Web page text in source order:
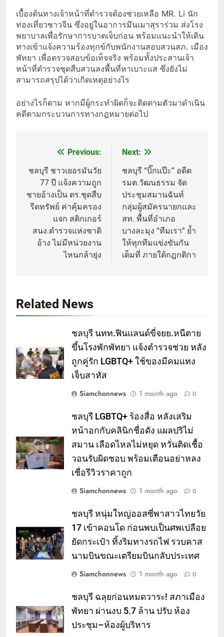
เบื้องต้นทางเจ้าหน้าที่ตำรวจต้องช่วยเหลือ MR. Li นัก
ท่องเที่ยวชาวจีน ซึ่งอยู่ในอาการมึนเมาสุราร่วม ส่งโรง
พยาบาลเพื่อรักษาการบาดเจ็บก่อน พร้อมแนะนำให้เดิน
ทางเข้าแจ้งความร้องทุกข์กับพนักงานสอบสวนสภ. เมือง
พัทยา เพื่อตรวจสอบข้อเท็จจริง พร้อมทั้งประสานเจ้า
หน้าที่ตำรวจชุดสืบสวนลงพื้นที่หาเบาะแส ซึ่งยังไม่
สามารถสรุปได้ว่าเกิดเหตุอย่างไร
อย่างไรก็ตาม หากมีผู้กระทำผิดก็จะติดตามตัวมาดำเนิน
คดีตามกระบวนการทางกฎหมายต่อไป
navigation
Previous:
ชลบุรี ชาวเยอรมันวัย
77 ปี แจ้งความถูก
ชายอ้างเป็น ตร.ชุดสืบ
รีดทรัพย์ ค่าคุ้มครอง
แจก สติกเกอร์
สนง.ตำรวจแห่งชาติ
อ้าง ไม่มีหน่วยงาน
ไหนกล้ายุ่ง
Next:
ชลบุรี “บิ๊กแป๊ะ” อดีต
รมต.วัฒนธรรม จัด
ประชุมสมานฉันท์
กลุ่มผู้สมัครนายกและ
สท. พื้นที่อำเภอ
บางละมุง “ทีมเรา” ย้ำ
ให้ทุกทีมแข่งขันกัน
เต็มที่ ภายใต้กฎกติกา
Related News
ชลบุรี นทท.ฟินแลนด์ขี่จยย.หนีตาย
ขึ้นโรงพักพัทยา แจ้งตำรวจช่วย หลัง
ถูกคู่รัก LGBTQ+ ใช้ของมีคมแทง
เจ็บสาหัส
Siamchonnews
1 month ago 0
ชลบุรี LGBTQ+ ร้องสื่อ หลังเสริม
หน้าอกกับคลินิกชื่อดัง แผลปริไม่
สมาน เลือดไหลไม่หยุด หวั่นติดเชื้อ
วอนรับผิดชอบ พร้อมเตือนอย่าหลง
เชื่อรีวิวราคาถูก
Siamchonnews
1 month ago 0
ชลบุรี หนุ่มใหญ่ออสซี่พาสาวไทยวัย
17 เข้าคอนโด ก่อนพบเป็นศพเปลือย
ยัดกระเป๋า ทิ้งริมทางรถไฟ รวบคาส
นามบินขณะเตรียมบินกลับประเทศ
Siamchonnews
1 month ago 0
ชลบุรี ฉลุยก่อนหมดวาระ! สภาเมือง
พัทยา ผ่านงบ 5.7 ล้าน ปรับ ห้อง
ประชุม–ห้องผู้บริหาร